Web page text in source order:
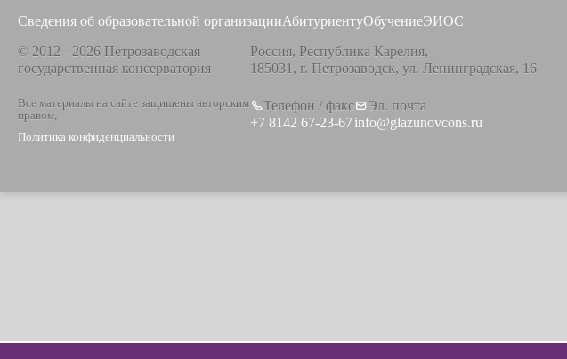
Сведения об образовательной организацииАбитуриентуОбучениеЭИОС
© 2012 - 2026 Петрозаводская
государственная консерватория
Все материалы на сайте защищены авторским
правом,
Политика конфиденциальности
Россия, Республика Карелия,
185031, г. Петрозаводск, ул. Ленинградская, 16
Телефон / факс
+7 8142 67-23-67
Эл. почта
info@glazunovcons.ru